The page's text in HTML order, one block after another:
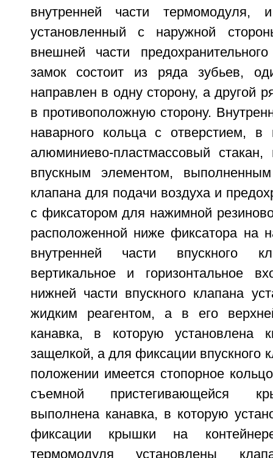
внутренней части термомодуля,
установленный с наружной
внешней части
замок состоит из ряда зубьев,
направлен в одну сторону, а другой
в противоположную сторону.
наварного кольца с отверстием, в
алюминиево-пластмассовый
впускным элементом,
клапана для подачи воздуха и
с фиксатором для нажимной
расположенной ниже фиксатора на
внутренней части впускного
вертикальное и горизонтальное
нижней части впускного клапана
жидким реагентом, а в его
канавка, в которую установлена
защелкой, а для фиксации впускного
положении имеется стопорное
съемной пристегивающейся
выполнена канавка, в которую
фиксации крышки на
термомодуля установлены